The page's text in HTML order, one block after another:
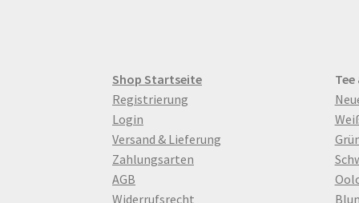
Shop Startseite
Registrierung
Login
Versand & Lieferung
Zahlungsarten
AGB
Widerrufsrecht